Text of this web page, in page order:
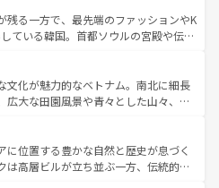
参照してほしい。
など、アウトドア好きにはたまらな
の多彩な魅力を存分に味わいつくそ
存しており、訪れる人に新しい発見と
れる。また、奥深い台湾の食文化も魅
イーツなど、バラエティ豊かな料理
る。 なお、新着の台湾情報は コンテンツ一覧を参
残る一方で、最先端のファッションやK
ている韓国。首都ソウルの宮殿や伝統
ば四季折々の自然美を楽しむことが
ムチや焼肉、絶品のストリートフード
国料理が待っている。夜には、韓国な
ら、韓国の多彩な魅力を心ゆくまで味
わってみてほしい。 なお、新着の韓国情報はコンテンツ一
。
文化が魅力的なベトナム。南北に細長
広大な田園風景や青々とした山々、世
統が息づく。ハノイの古い町並みやホ
ス統治時代の建物も、独特の雰囲気を
た、バラエティの豊かさとおいしさで
に位置する豊かな自然と歴史が息づく
は高層ビルが立ち並ぶ一方、伝統的な